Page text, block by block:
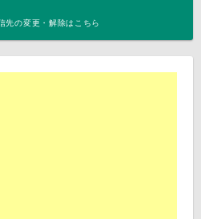
先の変更・解除はこちら